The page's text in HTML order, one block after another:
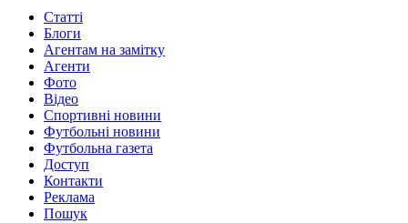
Статті
Блоги
Агентам на замітку
Агенти
Фото
Відео
Спортивні новини
Футбольні новини
Футбольна газета
Доступ
Контакти
Реклама
Пошук